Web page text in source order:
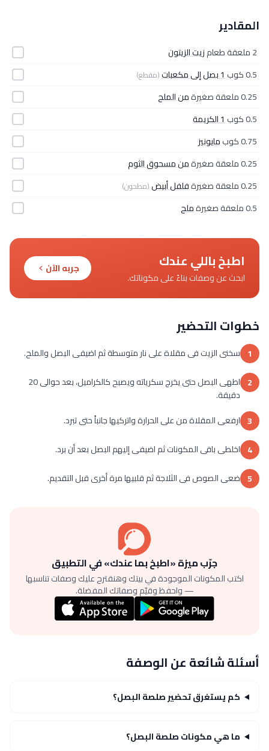
المقادير
2 ملعقة طعام
زيت الزيتون
0.5 كوب
1 بصل إلى مكعبات (مقطع)
0.25 ملعقة صغيرة
من الملح
0.5 كوب
1 الكريمة
0.75 كوب
مايونيز
0.25 ملعقة صغيرة
من مسحوق الثوم
0.25 ملعقة صغيرة
فلفل أبيض(مطحون)
0.5 ملعقة صغيرة ملح
اطبخ باللي عندك
ابحث عن وصفات بناءً على مكوناتك.
جربه الآن
خطوات التحضير
1 سخنى الزيت فى مقلاة على نار متوسطة ثم اضيفى البصل والملح.
2
اطهى البصل حتى يخرج سكرياته ويصبح كالكراميل، بعد حوالى 20
دقيقة.
3 ارفعى المقلاة من على الحرارة واتركيها جانباً حتى تبرد.
4 اخلطى باقى المكونات ثم اضيفى إليهم البصل بعد أن برد.
5 ضعى الصوص فى الثلاجة ثم قلبيها مرة أخرى قبل التقديم.
جرّب ميزة «اطبخ بما عندك» في التطبيق
اكتب المكونات الموجودة في بيتك وهنقترح عليك وصفات تناسبها
— واحفظ وقيّم وصفاتك المفضلة.
أسئلة شائعة عن الوصفة
كم يستغرق تحضير صلصة البصل؟
ما هي مكونات صلصة البصل؟